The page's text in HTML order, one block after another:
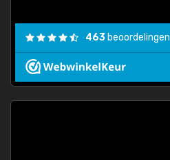
463 beoordelingen